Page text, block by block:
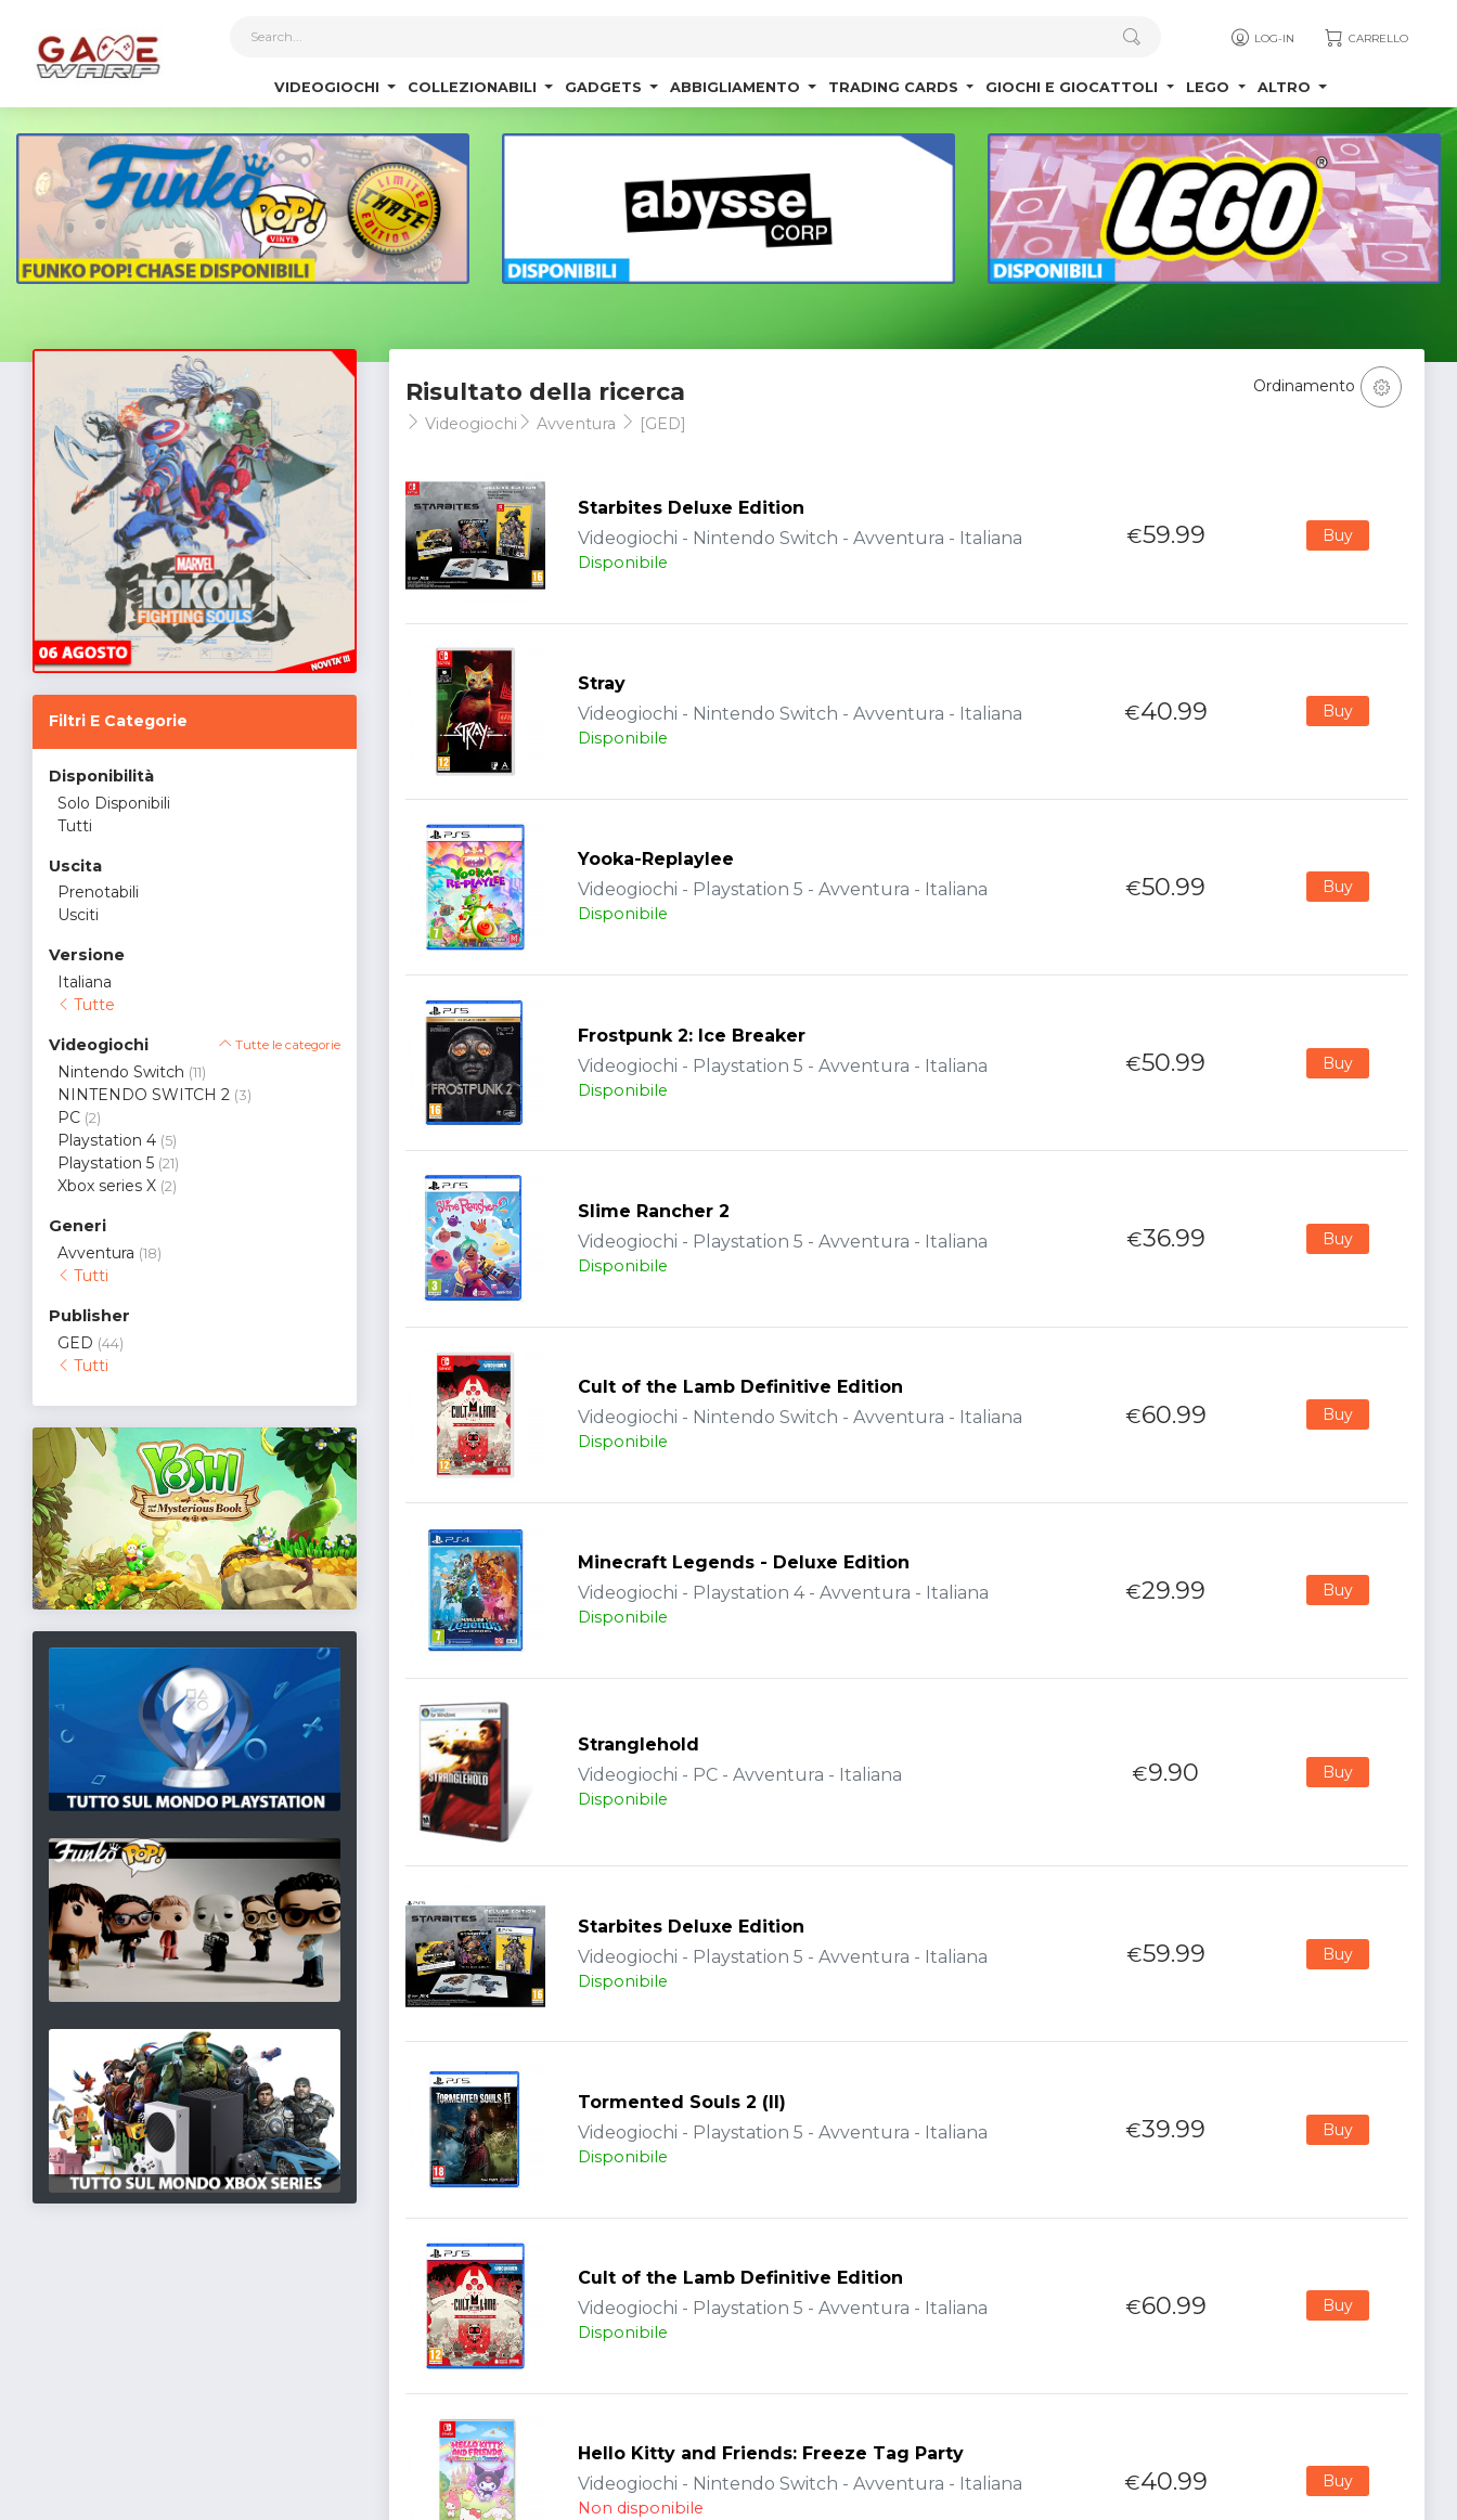
LOG-IN CARRELLO
VIDEOGIOCHI COLLEZIONABILI GADGETS ABBIGLIAMENTO TRADING CARDS GIOCHI E GIOCATTOLI LEGO ALTRO
Filtri E Categorie
Disponibilità
Solo Disponibili
Tutti
Uscita
Prenotabili
Usciti
Versione
Italiana
Tutte
Videogiochi Tutte le categorie
Nintendo Switch (11)
NINTENDO SWITCH 2 (3)
PC (2)
Playstation 4 (5)
Playstation 5 (21)
Xbox series X (2)
Generi
Avventura (18)
Tutti
Publisher
GED (44)
Tutti
Risultato della ricerca
Videogiochi Avventura [GED]
Ordinamento
Starbites Deluxe Edition
Videogiochi - Nintendo Switch - Avventura - Italiana
Disponibile
€59.99 Buy
Stray
Videogiochi - Nintendo Switch - Avventura - Italiana
Disponibile
€40.99 Buy
Yooka-Replaylee
Videogiochi - Playstation 5 - Avventura - Italiana
Disponibile
€50.99 Buy
Frostpunk 2: Ice Breaker
Videogiochi - Playstation 5 - Avventura - Italiana
Disponibile
€50.99 Buy
Slime Rancher 2
Videogiochi - Playstation 5 - Avventura - Italiana
Disponibile
€36.99 Buy
Cult of the Lamb Definitive Edition
Videogiochi - Nintendo Switch - Avventura - Italiana
Disponibile
€60.99 Buy
Minecraft Legends - Deluxe Edition
Videogiochi - Playstation 4 - Avventura - Italiana
Disponibile
€29.99 Buy
Stranglehold
Videogiochi - PC - Avventura - Italiana
Disponibile
€9.90 Buy
Starbites Deluxe Edition
Videogiochi - Playstation 5 - Avventura - Italiana
Disponibile
€59.99 Buy
Tormented Souls 2 (II)
Videogiochi - Playstation 5 - Avventura - Italiana
Disponibile
€39.99 Buy
Cult of the Lamb Definitive Edition
Videogiochi - Playstation 5 - Avventura - Italiana
Disponibile
€60.99 Buy
Hello Kitty and Friends: Freeze Tag Party
Videogiochi - Nintendo Switch - Avventura - Italiana
Non disponibile
€40.99 Buy